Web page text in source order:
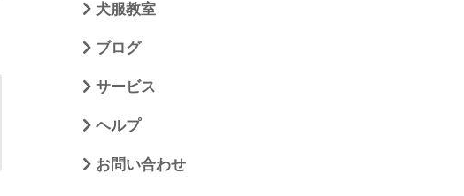
犬服教室
ブログ
サービス
ヘルプ
お問い合わせ